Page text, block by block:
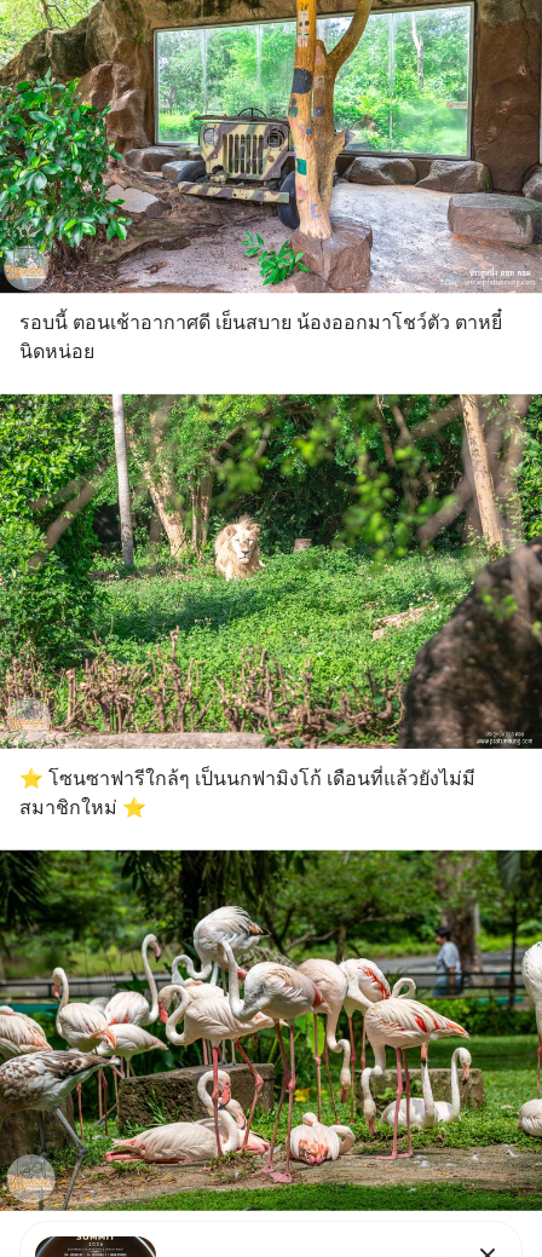
รอบนี้ ตอนเช้าอากาศดี เย็นสบาย น้องออกมาโชว์ตัว ตาหยี๋
นิดหน่อย
⭐️ โซนซาฟารีใกล้ๆ เป็นนกฟามิงโก้ เดือนที่แล้วยังไม่มี
สมาชิกใหม่ ⭐️